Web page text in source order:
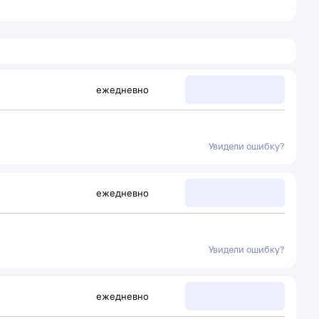
ежедневно
Увидели ошибку?
ежедневно
Увидели ошибку?
ежедневно